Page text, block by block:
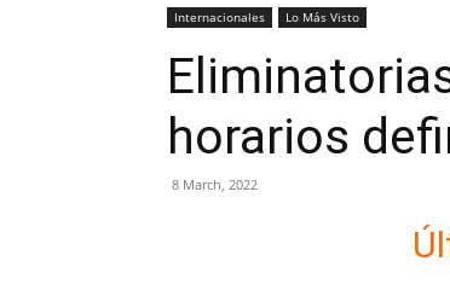
Internacionales Lo Más Visto
horarios
8 March, 2022